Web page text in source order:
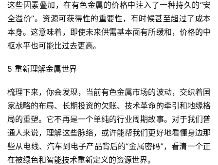
常
用
链
这些因素叠加，在有色金属的价格中注入了一种持久的“安
全溢价”。资源可获得性的重要性，有时候甚至超过了成本
本身。这意味着，即使未来供需基本面有所缓和，价格的中
枢水平也可能比过去更高。
5 重新理解金属世界
梳理下来，你会发现，当前有色金属市场的波动，交织着国
家战略的布局、长期投资的欠账、技术革命的牵引和地缘格
局的重塑。它不再是一个单纯的行业周期故事。对于我们普
通人来说，理解这些脉络，或许能帮我们更好地看懂身边那
些从电线、汽车到电子产品背后的“金属密码”，看清一个正
在被绿色和智能技术重新定义的资源世界。